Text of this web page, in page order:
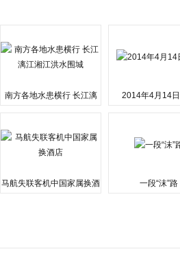
南方各地水患横行 长江漓
2014年4月14
马航失联客机中国家属换酒
一段“沫”路